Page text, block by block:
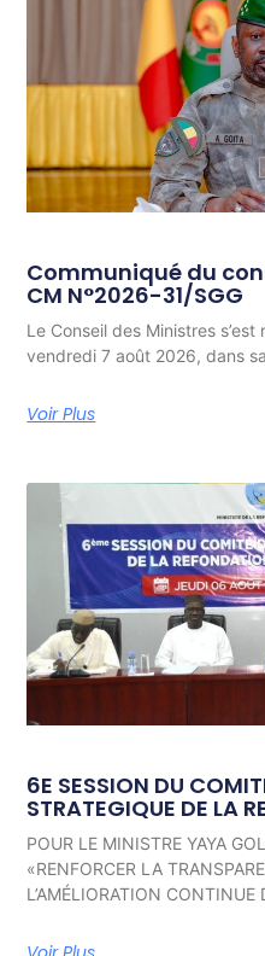
Communiqué du
CM N°2026-31/SGG
Le Conseil des Ministres
vendredi 7 août 2026, dans
Voir Plus
6E SESSION DU
STRATEGIQUE DE LA
POUR LE MINISTRE YAYA
«RENFORCER LA
L’AMÉLIORATION CONTINUE